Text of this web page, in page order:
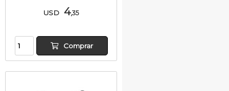
USD 4,35
Comprar